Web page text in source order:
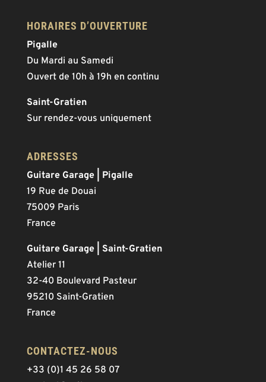
HORAIRES D’OUVERTURE
Pigalle
Du Mardi au Samedi
Ouvert de 10h à 19h en continu
Saint-Gratien
Sur rendez-vous uniquement
ADRESSES
Guitare Garage | Pigalle
19 Rue de Douai
75009 Paris
France
Guitare Garage | Saint-Gratien
Atelier 11
32-40 Boulevard Pasteur
95210 Saint-Gratien
France
CONTACTEZ-NOUS
+33 (0)1 45 26 58 07